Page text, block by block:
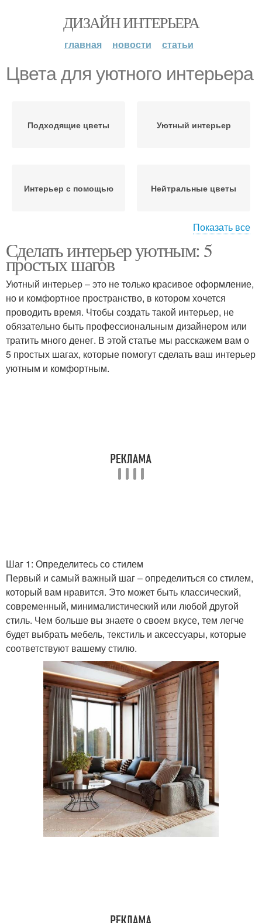
ДИЗАЙН ИНТЕРЬЕРА
главная новости статьи
Цвета для уютного интерьера
Подходящие цветы Уютный интерьер
Интерьер с помощью Нейтральные цветы
Цветы для интерьера
Освещение для
интерьера
Показать все
Сделать интерьер уютным: 5
простых шагов
Уютный интерьер – это не только красивое оформление,
но и комфортное пространство, в котором хочется
проводить время. Чтобы создать такой интерьер, не
обязательно быть профессиональным дизайнером или
тратить много денег. В этой статье мы расскажем вам о
5 простых шагах, которые помогут сделать ваш интерьер
уютным и комфортным.
Шаг 1: Определитесь со стилем
Первый и самый важный шаг – определиться со стилем,
который вам нравится. Это может быть классический,
современный, минималистический или любой другой
стиль. Чем больше вы знаете о своем вкусе, тем легче
будет выбрать мебель, текстиль и аксессуары, которые
соответствуют вашему стилю.